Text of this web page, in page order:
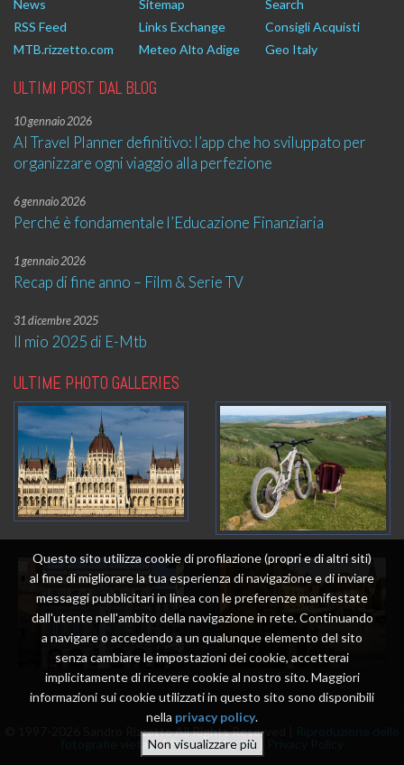
News
Sitemap
Search
RSS Feed
Links Exchange
Consigli Acquisti
MTB.rizzetto.com
Meteo Alto Adige Geo Italy
ULTIMI POST DAL BLOG
10 gennaio 2026
AI Travel Planner definitivo: l’app che ho sviluppato per
organizzare ogni viaggio alla perfezione
6 gennaio 2026
Perché è fondamentale l’Educazione Finanziaria
1 gennaio 2026
Recap di fine anno – Film & Serie TV
31 dicembre 2025
Il mio 2025 di E-Mtb
ULTIME PHOTO GALLERIES
© 1997-2026 Sandro Rizzetto All Rights Reserved |
fotografie vietata|Powered by me
Questo sito utilizza cookie di profilazione (propri e di altri siti)
al fine di migliorare la tua esperienza di navigazione e di inviare
messaggi pubblicitari in linea con le preferenze manifestate
dall'utente nell'ambito della navigazione in rete. Continuando
a navigare o accedendo a un qualunque elemento del sito
senza cambiare le impostazioni dei cookie, accetterai
implicitamente di ricevere cookie al nostro sito. Maggiori
informazioni sui cookie utilizzati in questo sito sono disponibili
nella privacy policy.